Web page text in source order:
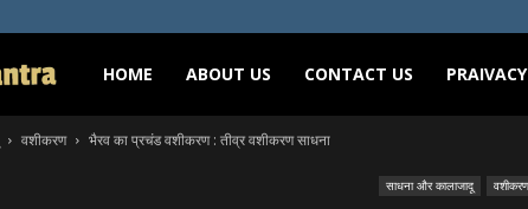
Gramintantra
HOME ABOUT US CONTACT US
वशीकरण भैरव का प्रचंड वशीकरण : तीव्र वशीकरण साधना
साधना और कालाजादू वशीकरण